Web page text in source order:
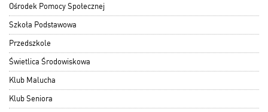
Ośrodek Pomocy Społecznej
Szkoła Podstawowa
Przedszkole
Świetlica Środowiskowa
Klub Malucha
Klub Seniora